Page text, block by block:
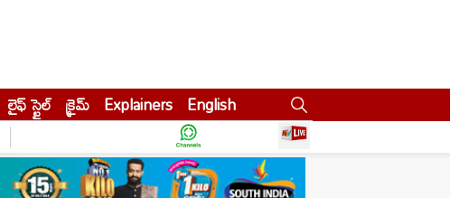
లైఫ్ స్టైల్ క్రైమ్ Explainers English